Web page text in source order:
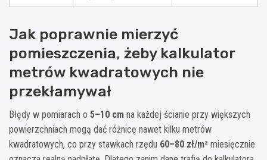
Jak poprawnie mierzyć
pomieszczenia, żeby kalkulator
metrów kwadratowych nie
przekłamywał
Błędy w pomiarach o 5–10 cm na każdej ścianie przy większych
powierzchniach mogą dać różnicę nawet kilku metrów
kwadratowych, co przy stawkach rzędu 60–80 zł/m² miesięcznie